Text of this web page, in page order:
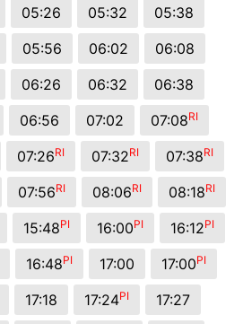
05:26 05:32
05:38
05:56 06:02
06:08
06:26 06:32
06:38
06:56 07:02 07:08RI
07:26RI 07:32RI 07:38RI
07:56RI 08:06RI 08:18RI
15:48PI 16:00PI 16:12PI
16:48PI 17:00 17:00PI
17:18 17:24PI
17:27